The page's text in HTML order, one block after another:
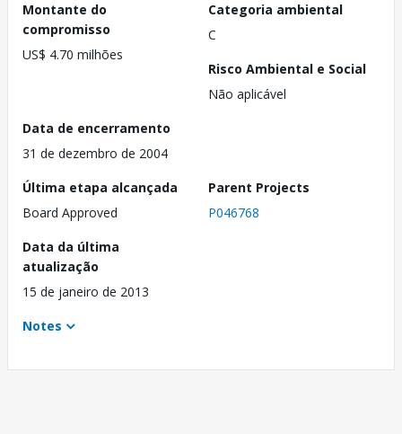
Montante do
compromisso
US$ 4.70 milhões
Categoria ambiental
C
Risco Ambiental e Social
Não aplicável
Data de encerramento
31 de dezembro de 2004
Última etapa alcançada
Board Approved
Parent Projects
P046768
Data da última
atualização
15 de janeiro de 2013
Notes